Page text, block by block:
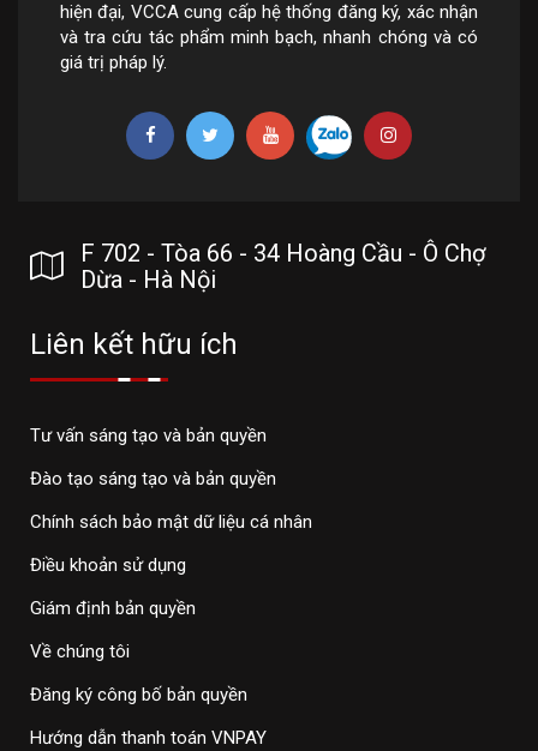
hiện đại, VCCA cung cấp hệ thống đăng ký, xác nhận
và tra cứu tác phẩm minh bạch, nhanh chóng và có
giá trị pháp lý.
F 702 - Tòa 66 - 34 Hoàng Cầu - Ô Chợ
Dừa - Hà Nội
Liên kết hữu ích
Tư vấn sáng tạo và bản quyền
Đào tạo sáng tạo và bản quyền
Chính sách bảo mật dữ liệu cá nhân
Điều khoản sử dụng
Giám định bản quyền
Về chúng tôi
Đăng ký công bố bản quyền
Hướng dẫn thanh toán VNPAY